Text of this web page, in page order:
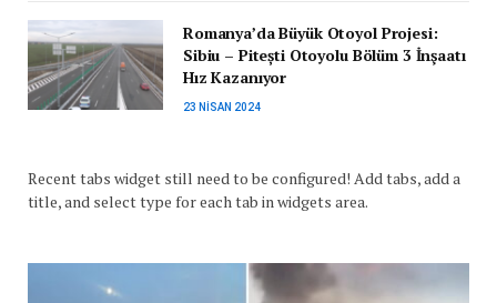
Romanya’da Büyük Otoyol Projesi:
Sibiu – Pitești Otoyolu Bölüm 3 İnşaatı
Hız Kazanıyor
23 NISAN 2024
Recent tabs widget still need to be configured! Add tabs, add a
title, and select type for each tab in widgets area.